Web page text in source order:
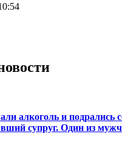
алкоголь и подрались
супруг. Один из